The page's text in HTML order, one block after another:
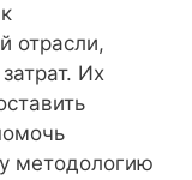
отрасли,
Их
методологию